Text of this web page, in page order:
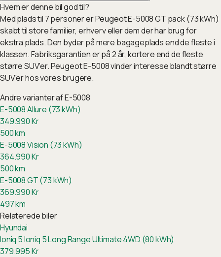
Hvem er denne bil god til?
Med plads til 7 personer er Peugeot E-5008 GT pack (73 kWh)
skabt til store familier, erhverv eller dem der har brug for
ekstra plads. Den byder på mere bagageplads end de fleste i
klassen. Fabriksgarantien er på 2 år, kortere end de fleste
større SUV'er. Peugeot E-5008 vinder interesse blandt større
SUV'er hos vores brugere.
Andre varianter afE-5008
E-5008 Allure (73 kWh)
349.990Kr
500km
E-5008 Vision (73 kWh)
364.990Kr
500km
E-5008 GT (73 kWh)
369.990Kr
497km
Relaterede biler
Hyundai
Ioniq 5Ioniq 5 Long Range Ultimate 4WD (80 kWh)
379.995Kr